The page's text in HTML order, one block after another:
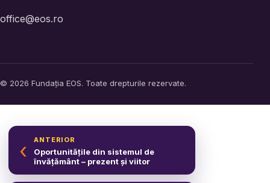
office@eos.ro
© 2026 Fundația EOS. Toate drepturile rezervate.
‹ ANTERIOR
Oportunitățile din sistemul de
învățământ – prezent și viitor